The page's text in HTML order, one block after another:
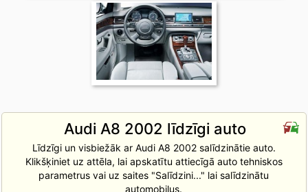
Audi A8 2002 līdzīgi auto
Līdzīgi un visbiežāk ar Audi A8 2002 salīdzinātie auto.
Klikšķiniet uz attēla, lai apskatītu attiecīgā auto tehniskos
parametrus vai uz saites "Salīdzini..." lai salīdzinātu
automobiļus.